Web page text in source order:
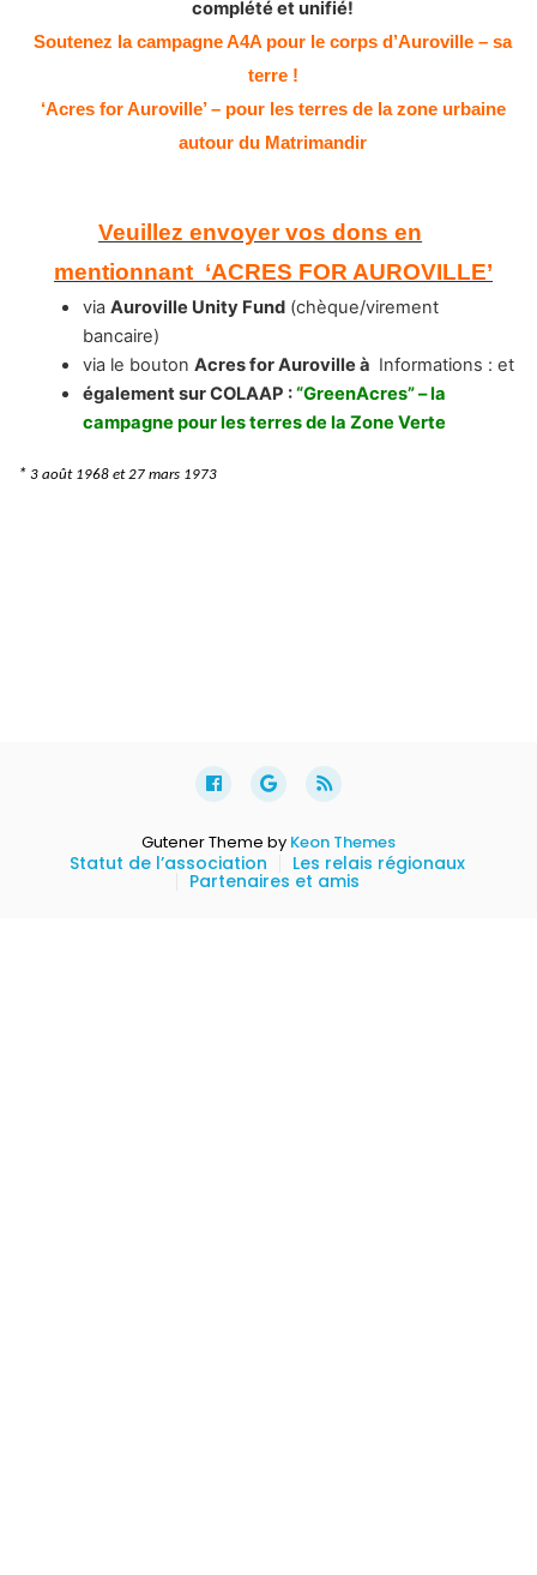
complété et unifié!
Soutenez la campagne A4A pour le corps d’Auroville – sa
terre !
‘Acres for Auroville’ – pour les terres de la zone urbaine
autour du Matrimandir
Veuillez envoyer vos dons en
mentionnant ‘ACRES FOR AUROVILLE’
via Auroville Unity Fund (chèque/virement
bancaire)
via le bouton Acres for Auroville à Informations : et
également sur COLAAP :“GreenAcres” – la
campagne pour les terres de la Zone Verte
* 3 août 1968 et 27 mars 1973
Gutener Theme by Keon Themes
Statut de l’association Les relais régionaux
Partenaires et amis